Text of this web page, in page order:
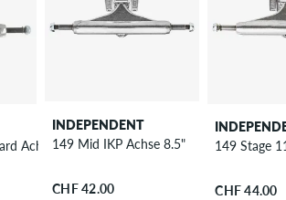
Achse 8"
INDEPENDENT
149 Mid IKP Achse 8.5"
CHF 42.00
149 Stage
CHF 44.00